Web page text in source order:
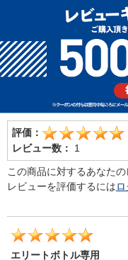
評価：
レビュー数：
1
この商品に対するあなた
レビューを評価するには
エリートボトル専用